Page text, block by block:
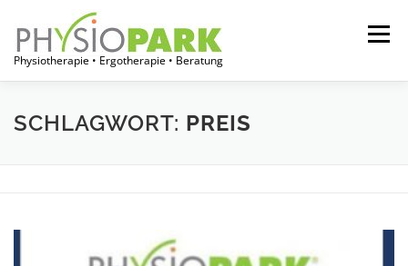
Inhalt
springen
Physiotherapie • Ergotherapie • Beratung
Menü
START JOBPORTAL FÜR THERAPEUTEN
SCHLAGWORT: PREIS